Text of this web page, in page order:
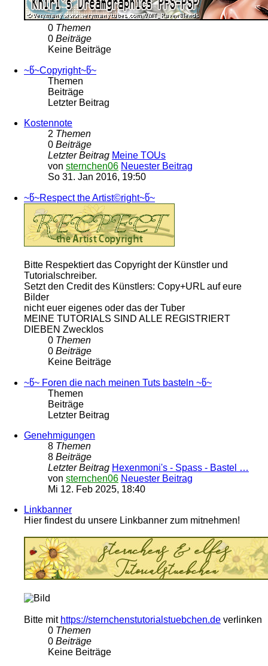
0 Themen
0 Beiträge
Keine Beiträge
~წ~Copyright~წ~
Themen
Beiträge
Letzter Beitrag
Kostennote
2 Themen
0 Beiträge
Letzter Beitrag Meine TOUs
von sternchen06 Neuester Beitrag
So 31. Jan 2016, 19:50
~წ~Respect the Artist©right~წ~
Bitte Respektiert das Copyright der Künstler und
Tutorialschreiber.
Setzt den Credit des Künstlers: Copy+URL auf eure
Bilder
nicht euer eigenes oder das der Tuber
MEINE TUTORIALS SIND ALLE REGISTRIERT
DIEBEN Zwecklos
0 Themen
0 Beiträge
Keine Beiträge
~წ~ Foren die nach meinen Tuts basteln ~წ~
Themen
Beiträge
Letzter Beitrag
Genehmigungen
8 Themen
8 Beiträge
Letzter Beitrag Hexenmoni's - Spass - Bastel …
von sternchen06 Neuester Beitrag
Mi 12. Feb 2025, 18:40
Linkbanner
Hier findest du unsere Linkbanner zum mitnehmen!
Bitte mit https://sternchenstutorialstuebchen.de verlinken
0 Themen
0 Beiträge
Keine Beiträge